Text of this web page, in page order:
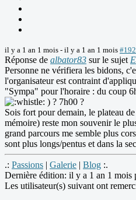
il y a 1 an 1 mois - il y a 1 an 1 mois
Réponse de albator83 sur le sujet
Personne ne vérifiera les bidons,
l'organisateur est contraint
"Sympa" pour l'horaire : du coup
) ? 7h00 ?
Sois fort pour demain, le plateau
mémoire) reste mon souvenir le
grand parcours me semble plus
sont plus longs/pentus et dans la
.: Passions | Galerie | Blog :.
Dernière édition: il y a 1 an 1 mois
Les utilisateur(s) suivant ont